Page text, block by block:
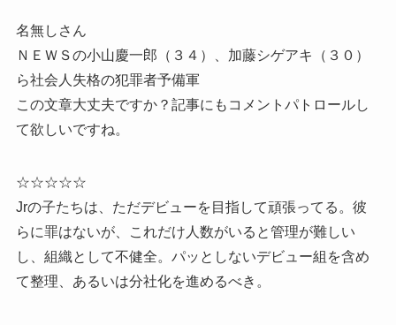
名無しさん
ＮＥＷＳの小山慶一郎（３４）、加藤シゲアキ（３０）
ら社会人失格の犯罪者予備軍
この文章大丈夫ですか？記事にもコメントパトロールし
て欲しいですね。
☆☆☆☆☆
Jrの子たちは、ただデビューを目指して頑張ってる。彼
らに罪はないが、これだけ人数がいると管理が難しい
し、組織として不健全。パッとしないデビュー組を含め
て整理、あるいは分社化を進めるべき。